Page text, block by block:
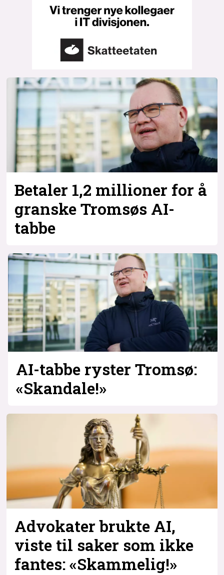
Betaler 1,2 millioner for å
granske Tromsøs AI-
tabbe
AI-tabbe ryster Tromsø:
«Skandale!»
Advokater brukte AI,
viste til saker som ikke
fantes: «Skammelig!»
annonsepriser
annonseguide
suksesshistorier
Bli firmapartner